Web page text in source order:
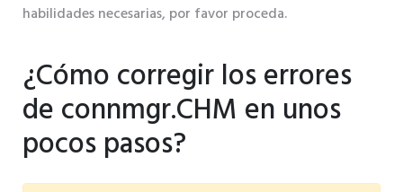
habilidades necesarias, por favor proceda.
¿Cómo corregir los errores
de connmgr.CHM en unos
pocos pasos?